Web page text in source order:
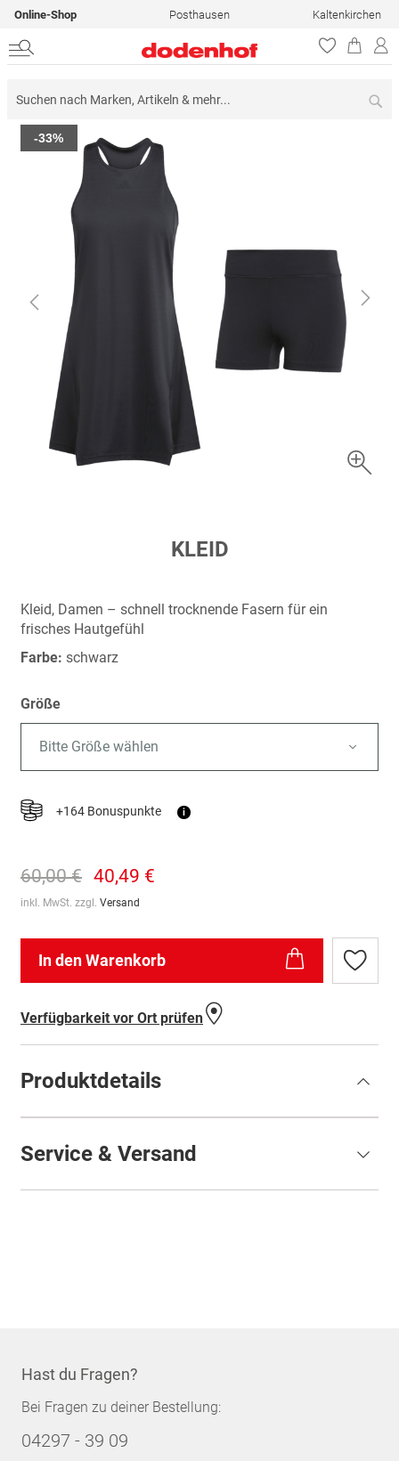
Online-Shop Posthausen Kaltenkirchen
Zum
Ende
Bildergalerie
-33%
springen
KLEID
Kleid, Damen – schnell trocknende Fasern für ein
frisches Hautgefühl
Farbe: schwarz
Größe
Bitte Größe wählen
+164 Bonuspunkte i
60,00 € 40,49 €
inkl. MwSt. zzgl. Versand
In den Warenkorb
Zur
Verfügbarkeit vor Ort prüfen
Produktdetails
Service & Versand
Hast du Fragen?
Bei Fragen zu deiner Bestellung:
04297 - 39 09